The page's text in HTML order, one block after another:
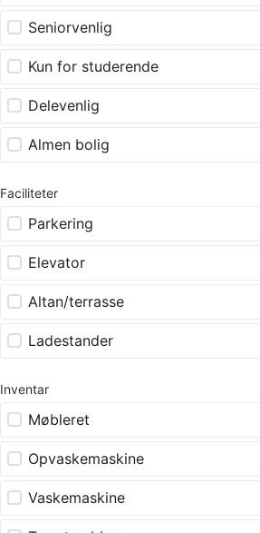
Seniorvenlig
Kun for studerende
Delevenlig
Almen bolig
Faciliteter
Parkering
Elevator
Altan/terrasse
Ladestander
Inventar
Møbleret
Opvaskemaskine
Vaskemaskine